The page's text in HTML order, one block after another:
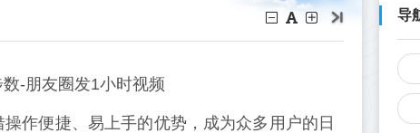
-朋友圈发1小时视频
作便捷、易上手的优势，成为众多用户的日
导